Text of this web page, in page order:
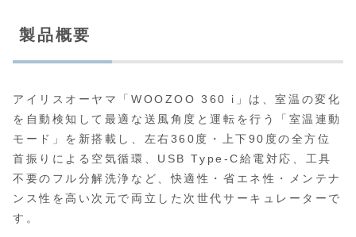
製品概要
アイリスオーヤマ「WOOZOO 360 i」は、室温の変化
を自動検知して最適な送風角度と運転を行う「室温連動
モード」を新搭載し、左右360度・上下90度の全方位
首振りによる空気循環、USB Type‑C給電対応、工具
不要のフル分解洗浄など、快適性・省エネ性・メンテナ
ンス性を高い次元で両立した次世代サーキュレーターで
す。